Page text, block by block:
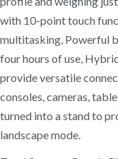
with 10-point touch
multitasking, Powerful
four hours of use,
provide versatile
consoles, cameras,
turned into a stand to
landscape mode.